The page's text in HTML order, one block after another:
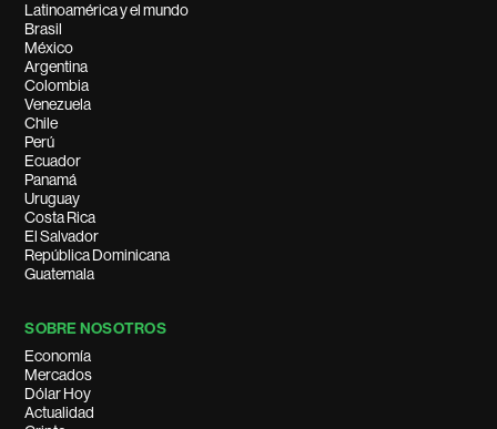
Latinoamérica y el mundo
Brasil
México
Argentina
Colombia
Venezuela
Chile
Perú
Ecuador
Panamá
Uruguay
Costa Rica
El Salvador
República Dominicana
Guatemala
SOBRE NOSOTROS
Economía
Mercados
Dólar Hoy
Actualidad